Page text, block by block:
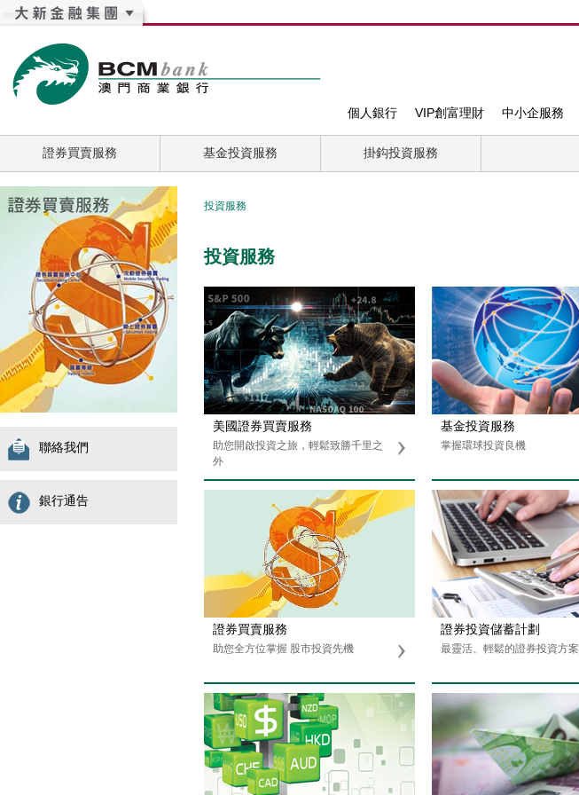
個人銀行 VIP創富理財 中小企服務
證券買賣服務 基金投資服務 掛鈎投資服務
聯絡我們
銀行通告
投資服務
投資服務
美國證券買賣服務
助您開啟投資之旅，輕鬆致勝千里之
外
基金投資服務
掌握環球投資良機
證券買賣服務
助您全方位掌握 股市投資先機
證券投資儲蓄計劃
最靈活、輕鬆的證券投資方案